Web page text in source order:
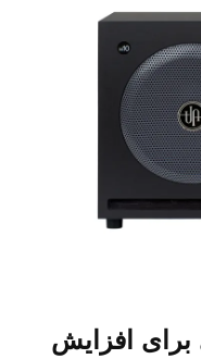
برای افزایش